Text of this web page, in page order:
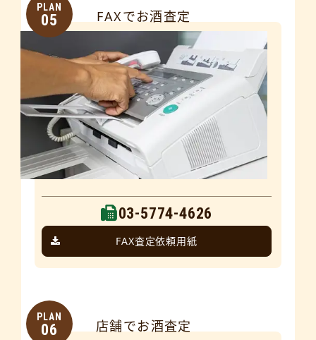
PLAN
05 FAXでお酒査定
03-5774-4626
FAX査定依頼用紙
PLAN
06 店舗でお酒査定